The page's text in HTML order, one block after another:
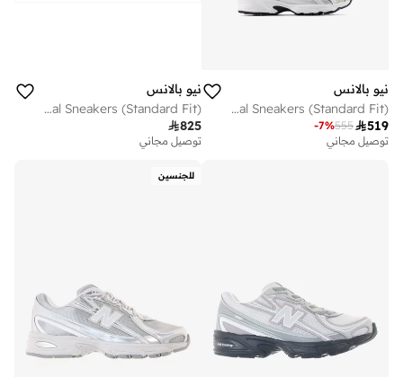
نيو بالانس
Kids 740 BUNGEE LACE casual Sneakers (Standard Fit)
519
555
-7%
توصيل مجاني
نيو بالانس
Unisex 740 casual Sneakers (Standard Fit)
825
توصيل مجاني
للجنسين